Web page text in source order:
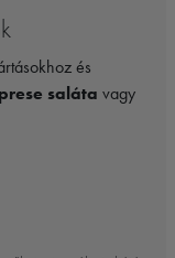
és
saláta vagy